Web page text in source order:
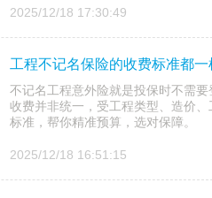
2025/12/18 17:30:49
工程不记名保险的收费标准都
不记名工程意外险就是投保时不需
收费并非统一，受工程类型、造价
标准，帮你精准预算，选对保障。
2025/12/18 16:51:15